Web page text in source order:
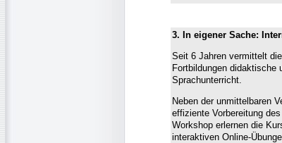
3. In eigener Sache:
Seit 6 Jahren vermittelt
Fortbildungen didaktische
Sprachunterricht.
Neben der unmittelbaren
effiziente Vorbereitung
Workshop erlernen die
interaktiven Online-